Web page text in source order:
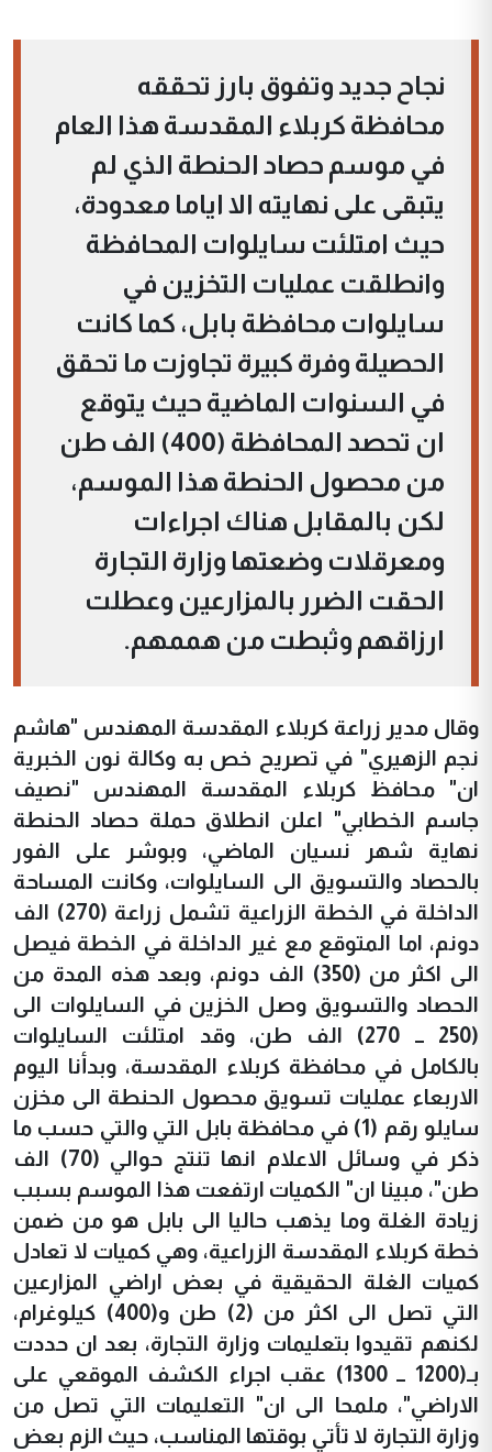
نجاح جديد وتفوق بارز تحققه
محافظة كربلاء المقدسة هذا العام
في موسم حصاد الحنطة الذي لم
يتبقى على نهايته الا اياما معدودة،
حيث امتلئت سايلوات المحافظة
وانطلقت عمليات التخزين في
سايلوات محافظة بابل، كما كانت
الحصيلة وفرة كبيرة تجاوزت ما تحقق
في السنوات الماضية حيث يتوقع
ان تحصد المحافظة (400) الف طن
من محصول الحنطة هذا الموسم،
لكن بالمقابل هناك اجراءات
ومعرقلات وضعتها وزارة التجارة
الحقت الضرر بالمزارعين وعطلت
ارزاقهم وثبطت من هممهم.
وقال مدير زراعة كربلاء المقدسة المهندس "هاشم
نجم الزهيري" في تصريح خص به وكالة نون الخبرية
ان" محافظ كربلاء المقدسة المهندس "نصيف
جاسم الخطابي" اعلن انطلاق حملة حصاد الحنطة
نهاية شهر نسيان الماضي، وبوشر على الفور
بالحصاد والتسويق الى السايلوات، وكانت المساحة
الداخلة في الخطة الزراعية تشمل زراعة (270) الف
دونم، اما المتوقع مع غير الداخلة في الخطة فيصل
الى اكثر من (350) الف دونم، وبعد هذه المدة من
الحصاد والتسويق وصل الخزين في السايلوات الى
(250 ــ 270) الف طن، وقد امتلئت السايلوات
بالكامل في محافظة كربلاء المقدسة، وبدأنا اليوم
الاربعاء عمليات تسويق محصول الحنطة الى مخزن
سايلو رقم (1) في محافظة بابل التي والتي حسب ما
ذكر في وسائل الاعلام انها تنتج حوالي (70) الف
طن"، مبينا ان" الكميات ارتفعت هذا الموسم بسبب
زيادة الغلة وما يذهب حاليا الى بابل هو من ضمن
خطة كربلاء المقدسة الزراعية، وهي كميات لا تعادل
كميات الغلة الحقيقية في بعض اراضي المزارعين
التي تصل الى اكثر من (2) طن و(400) كيلوغرام،
لكنهم تقيدوا بتعليمات وزارة التجارة، بعد ان حددت
بـ(1200 ــ 1300) عقب اجراء الكشف الموقعي على
الاراضي"، ملمحا الى ان" التعليمات التي تصل من
وزارة التجارة لا تأتي بوقتها المناسب، حيث الزم بعض